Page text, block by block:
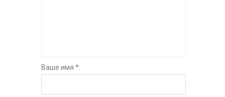
Ваше имя *: